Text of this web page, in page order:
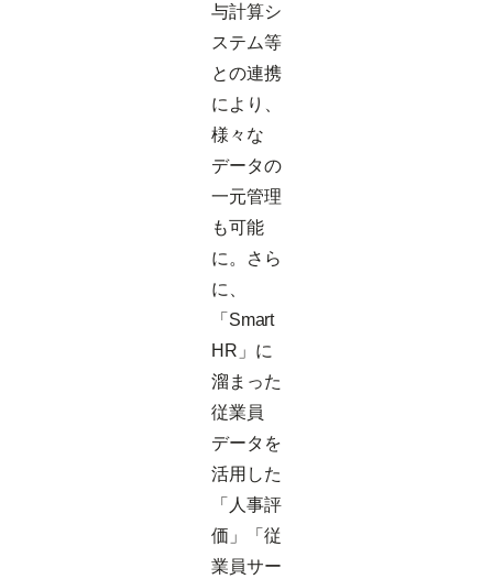
与計算シ
ステム等
との連携
により、
様々な
データの
一元管理
も可能
に。さら
に、
「Smart
HR」に
溜まった
従業員
データを
活用した
「人事評
価」「従
業員サー